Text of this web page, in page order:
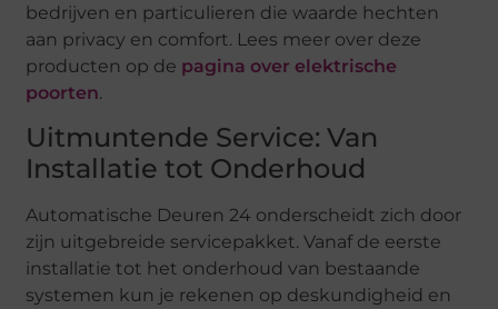
bedrijven en particulieren die waarde hechten
aan privacy en comfort. Lees meer over deze
producten op de pagina over elektrische
poorten.
Uitmuntende Service: Van
Installatie tot Onderhoud
Automatische Deuren 24 onderscheidt zich door
zijn uitgebreide servicepakket. Vanaf de eerste
installatie tot het onderhoud van bestaande
systemen kun je rekenen op deskundigheid en